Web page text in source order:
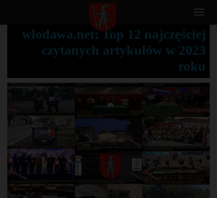
T
g
g
e
n
v
i
g
a
t
i
wlodawa.net: Top 12 najczęściej
czytanych artykułów w 2023
roku